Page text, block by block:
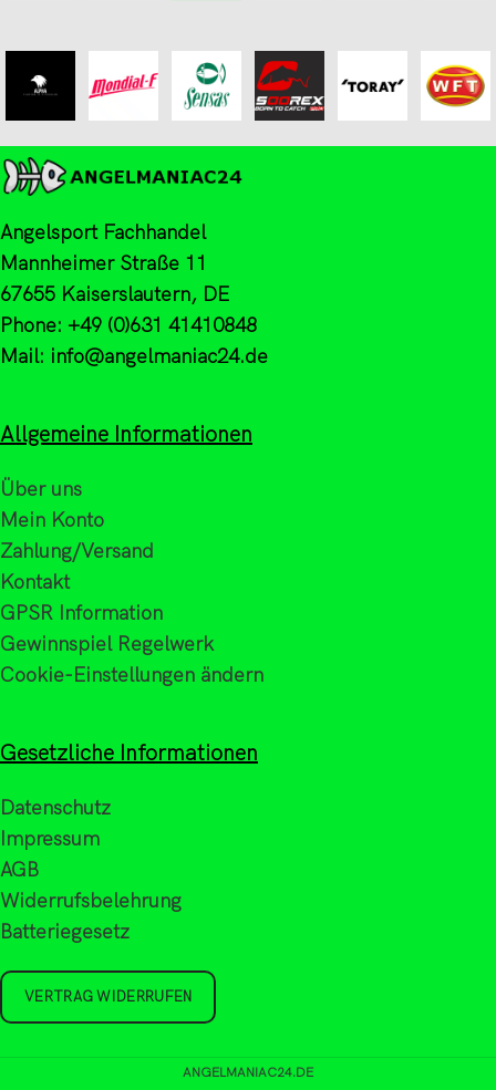
Angelsport Fachhandel
Mannheimer Straße 11
67655 Kaiserslautern, DE
Phone: +49 (0)631 41410848
Mail: info@angelmaniac24.de
Allgemeine Informationen
Über uns
Mein Konto
Zahlung/Versand
Kontakt
GPSR Information
Gewinnspiel Regelwerk
Cookie-Einstellungen ändern
Gesetzliche Informationen
Datenschutz
Impressum
AGB
Widerrufsbelehrung
Batteriegesetz
VERTRAG WIDERRUFEN
ANGELMANIAC24.DE